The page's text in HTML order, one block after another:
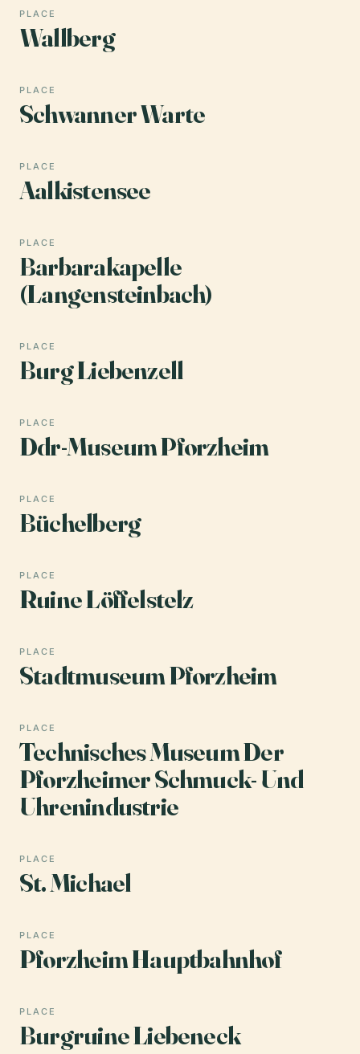
PLACE
Wallberg
PLACE
Schwanner Warte
PLACE
Aalkistensee
PLACE
Barbarakapelle
(Langensteinbach)
PLACE
Burg Liebenzell
PLACE
Ddr-Museum Pforzheim
PLACE
Büchelberg
PLACE
Ruine Löffelstelz
PLACE
Stadtmuseum Pforzheim
PLACE
Technisches Museum Der
Pforzheimer Schmuck- Und
Uhrenindustrie
PLACE
St. Michael
PLACE
Pforzheim Hauptbahnhof
PLACE
Burgruine Liebeneck